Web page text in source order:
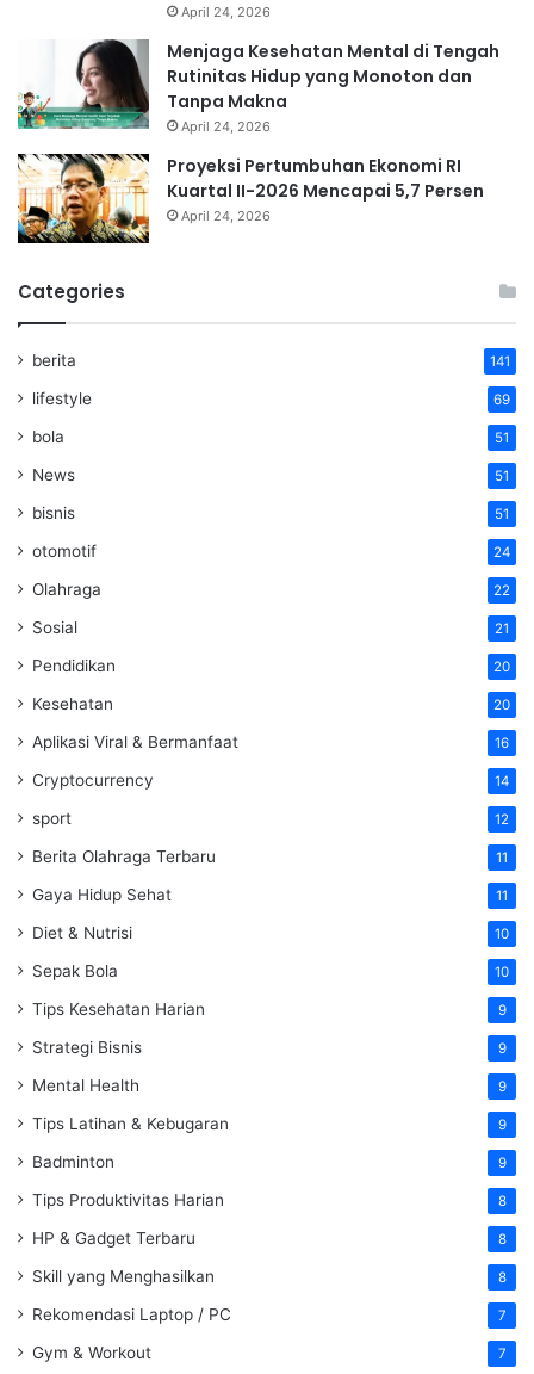
April 24, 2026
Menjaga Kesehatan Mental di Tengah
Rutinitas Hidup yang Monoton dan
Tanpa Makna
April 24, 2026
Proyeksi Pertumbuhan Ekonomi RI
Kuartal II-2026 Mencapai 5,7 Persen
April 24, 2026
Categories
berita 141
lifestyle 69
bola 51
News 51
bisnis 51
otomotif 24
Olahraga 22
Sosial 21
Pendidikan 20
Kesehatan 20
Aplikasi Viral & Bermanfaat 16
Cryptocurrency 14
sport 12
Berita Olahraga Terbaru 11
Gaya Hidup Sehat 11
Diet & Nutrisi 10
Sepak Bola 10
Tips Kesehatan Harian 9
Strategi Bisnis 9
Mental Health 9
Tips Latihan & Kebugaran 9
Badminton 9
Tips Produktivitas Harian 8
HP & Gadget Terbaru 8
Skill yang Menghasilkan 8
Rekomendasi Laptop / PC 7
Gym & Workout 7